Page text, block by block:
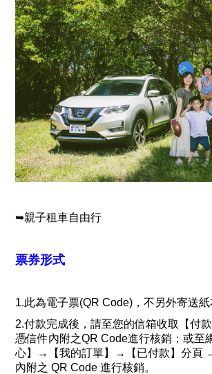
➥親子租車自由行
票券形式
1.此為電子票(QR Code)，不另外寄送紙
2.付款完成後，請至您的信箱收取【付
憑信件內附之QR Code進行核銷；或至
心】→【我的訂單】→【已付款】分頁 →
內附之 QR Code 進行核銷。